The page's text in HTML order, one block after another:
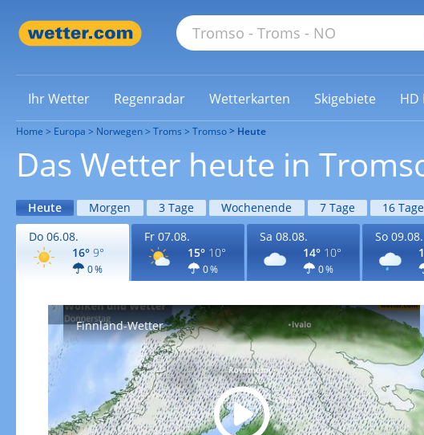
Ihr Wetter Regenradar Wetterkarten Skigebiete HD
Home Europa Norwegen Troms Tromso Heute
Das Wetter heute in
Heute Morgen 3 Tage Wochenende 7 Tage 16 Tage
Do 06.08.
16° 9°
0 %
Fr 07.08.
15° 10°
0 %
Sa 08.08.
14° 10°
0 %
So 09.08.
Finnland-Wetter